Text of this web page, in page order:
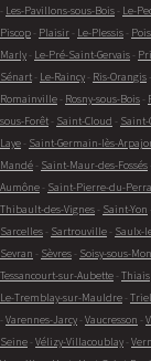
- Les-Pavillons-sous-Bois - Le-
Piscop - Plaisir - Le-Plessis -
Marly - Le-Pré-Saint-Gervais -
Sénart - Le-Raincy - Ris-Orangis -
Romainville - Rosny-sous-Bois -
sous-Forêt - Saint-Cloud - Saint-
Laye - Saint-Germain-lès-
Mandé - Saint-Maur-des-Fossés
Aumône - Saint-Pierre-du-
Thibault-des-Vignes - Saint-Yon
Sarcelles - Sartrouville - Saulx-
Sevran - Sèvres - Soisy-sous-
Tessancourt-sur-Aubette - Thiais
Le-Tremblay-sur-Mauldre -
- Varennes-Jarcy - Vaucresson -
Seine - Vélizy-Villacoublay -